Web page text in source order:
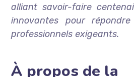
alliant savoir-faire
innovantes pour
professionnels exigeants.
À propos de la